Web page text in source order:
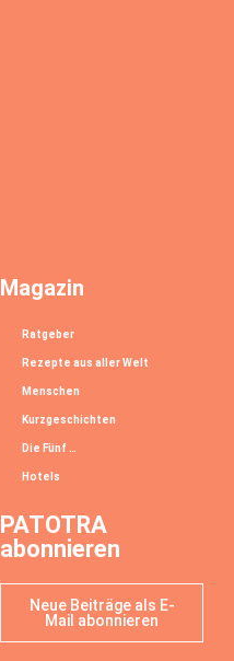
Magazin
Ratgeber
Rezepte aus aller Welt
Menschen
Kurzgeschichten
Die Fünf …
Hotels
PATOTRA
abonnieren
Neue Beiträge als E-
Mail abonnieren